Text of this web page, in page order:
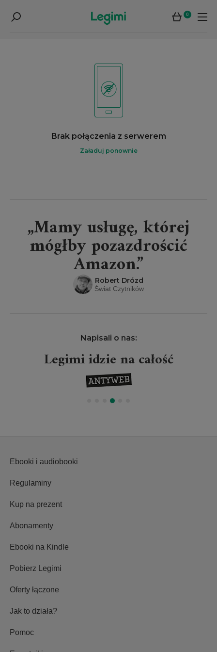
0
Brak połączenia z serwerem
Załaduj ponownie
„Mamy usługę, której
mógłby pozazdrościć
Amazon.”
Robert Drózd
Świat Czytników
Napisali o nas:
Legimi idzie na całość
Ebooki i audiobooki
Regulaminy
Kup na prezent
Abonamenty
Ebooki na Kindle
Pobierz Legimi
Oferty łączone
Jak to działa?
Pomoc